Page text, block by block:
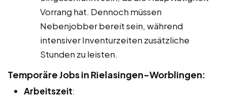
Vorrang hat. Dennoch müssen
Nebenjobber bereit sein, während
intensiver Inventurzeiten zusätzliche
Stunden zu leisten.
Temporäre Jobs in Rielasingen-Worblingen:
Arbeitszeit: